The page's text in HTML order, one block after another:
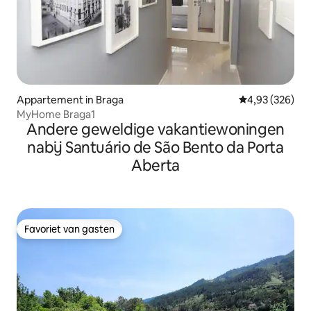
Appartement in Braga Gemiddelde
4,93 (326)
MyHome Braga1
Andere geweldige vakantiewoningen
nabij Santuário de São Bento da Porta
Aberta
Favoriet van gasten
Favoriet van gasten